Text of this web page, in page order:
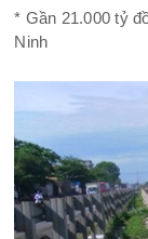
* Gần 21.000 tỷ
Ninh